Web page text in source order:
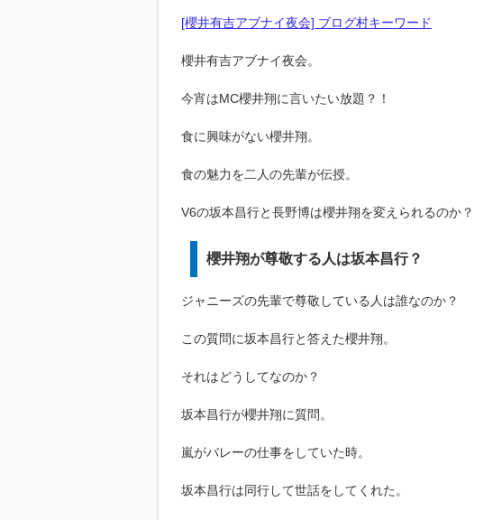
[櫻井有吉アブナイ夜会] ブログ村キーワード
櫻井有吉アブナイ夜会。
今宵はMC櫻井翔に言いたい放題？！
食に興味がない櫻井翔。
食の魅力を二人の先輩が伝授。
V6の坂本昌行と長野博は櫻井翔を変えられるのか？
櫻井翔が尊敬する人は坂本昌行？
ジャニーズの先輩で尊敬している人は誰なのか？
この質問に坂本昌行と答えた櫻井翔。
それはどうしてなのか？
坂本昌行が櫻井翔に質問。
嵐がバレーの仕事をしていた時。
坂本昌行は同行して世話をしてくれた。